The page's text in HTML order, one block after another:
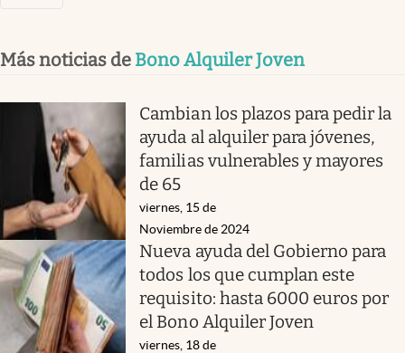
Más noticias de Bono Alquiler Joven
Cambian los plazos para pedir la
ayuda al alquiler para jóvenes,
familias vulnerables y mayores
de 65
viernes, 15 de
Noviembre de 2024
Nueva ayuda del Gobierno para
todos los que cumplan este
requisito: hasta 6000 euros por
el Bono Alquiler Joven
viernes, 18 de